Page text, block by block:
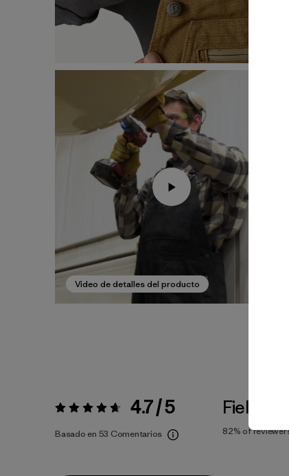
Video de detalles del producto
Valoración:4.7 / 5 4.7 / 5
Basado en 53 Comentarios
Fiel a la
82% of